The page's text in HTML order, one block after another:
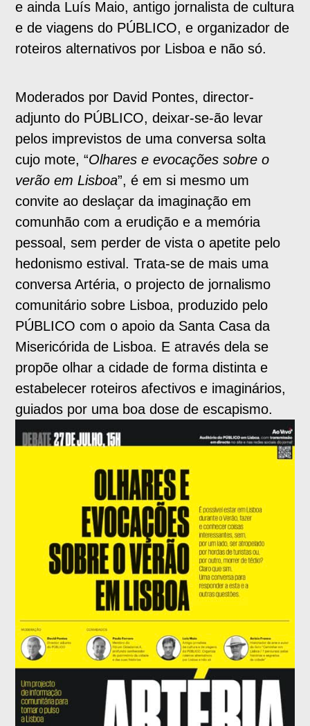
e ainda Luís Maio, antigo jornalista de cultura
e de viagens do PÚBLICO, e organizador de
roteiros alternativos por Lisboa e não só.
Moderados por David Pontes, director-
adjunto do PÚBLICO, deixar-se-ão levar
pelos imprevistos de uma conversa solta
cujo mote, “Olhares e evocações sobre o
verão em Lisboa”, é em si mesmo um
convite ao deslaçar da imaginação em
comunhão com a erudição e a memória
pessoal, sem perder de vista o apetite pelo
hedonismo estival. Trata-se de mais uma
conversa Artéria, o projecto de jornalismo
comunitário sobre Lisboa, produzido pelo
PÚBLICO com o apoio da Santa Casa da
Misericórida de Lisboa. E através dela se
propõe olhar a cidade de forma distinta e
estabelecer roteiros afectivos e imaginários,
guiados por uma boa dose de escapismo.